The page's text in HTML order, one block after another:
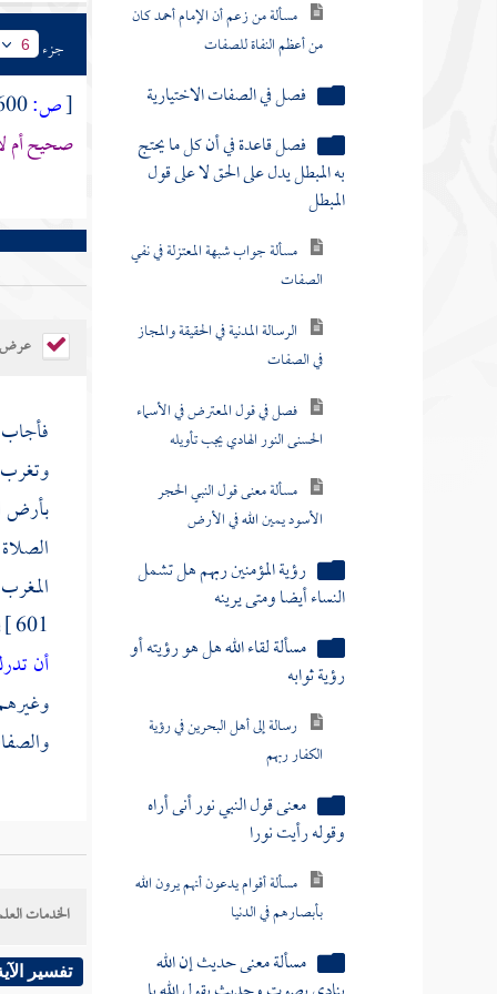
مسألة من زعم أن الإمام أحمد كان
من أعظم النفاة للصفات
فصل في الصفات الاختيارية
فصل قاعدة في أن كل ما يحتج
به المبطل يدل على الحق لا على قول
المبطل
مسألة جواب شبهة المعتزلة في نفي
الصفات
الرسالة المدنية في الحقيقة والمجاز
في الصفات
فصل في قول المعترض في الأسماء
الحسنى النور الهادي يجب تأويله
مسألة معنى قول النبي الحجر
الأسود يمين الله في الأرض
رؤية المؤمنين ربهم هل تشمل
النساء أيضا ومتى يرينه
مسألة لقاء الله هل هو رؤيته أو
رؤية ثوابه
رسالة إلى أهل البحرين في رؤية
الكفار ربهم
معنى قول النبي نور أنى أراه
وقوله رأيت نورا
مسألة أقوام يدعون أنهم يرون الله
بأبصارهم في الدنيا
مسألة معنى حديث إن الله
جزء 6
[ص:
صحيح أم
عرض
فأجاب
بأرض
601 ]
أن
الخدمات
تفسير